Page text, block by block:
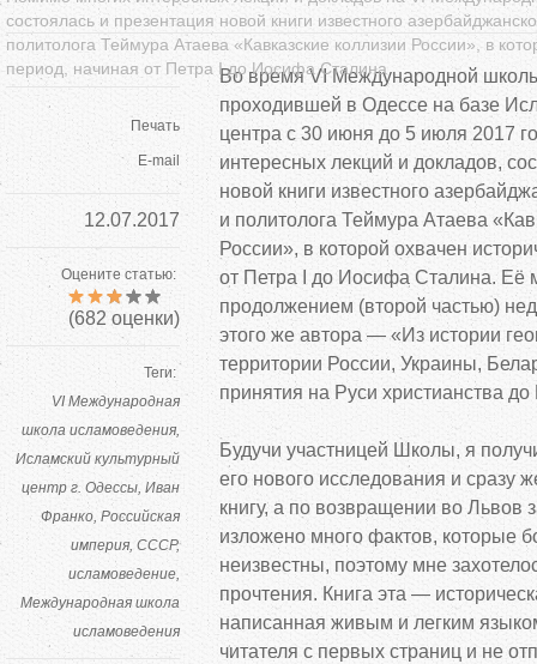
состоялась и презентация новой книги известного
политолога Теймура Атаева «Кавказские коллизии России», в
период, начиная от Петра I до Иосифа Сталина
Печать
E-mail
12.07.2017
Оцените статью:
(682 оценки)
Теги:
VI Международная
школа исламоведения
Исламский культурный
центр г. Одессы Иван
Франко Российская
империя СССР
исламоведение
Международная школа
исламоведения
Во время VI Международной
проходившей в Одессе на базе
центра с 30 июня до 5 июля 2017
интересных лекций и докладов,
новой книги известного
и политолога Теймура Атаева
России», в которой охвачен
от Петра I до Иосифа Сталина. Её
продолжением (второй частью)
этого же автора — «Из истории
территории России, Украины,
принятия на Руси христианства до
Будучи участницей Школы, я
его нового исследования и сразу
книгу, а по возвращении во Львов
изложено много фактов, которые
неизвестны, поэтому мне
прочтения. Книга эта —
написанная живым и легким
читателя с первых страниц и не